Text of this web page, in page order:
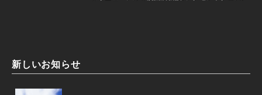
新しいお知らせ